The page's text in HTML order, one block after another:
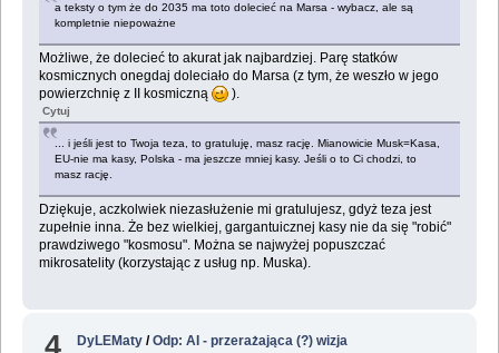
a teksty o tym że do 2035 ma toto dolecieć na Marsa - wybacz, ale są
kompletnie niepoważne
Możliwe, że dolecieć to akurat jak najbardziej. Parę statków
kosmicznych onegdaj doleciało do Marsa (z tym, że weszło w jego
powierzchnię z II kosmiczną
).
Cytuj
... i jeśli jest to Twoja teza, to gratuluję, masz rację. Mianowicie Musk=Kasa,
EU-nie ma kasy, Polska - ma jeszcze mniej kasy. Jeśli o to Ci chodzi, to
masz rację.
Dziękuje, aczkolwiek niezasłużenie mi gratulujesz, gdyż teza jest
zupełnie inna. Że bez wielkiej, gargantuicznej kasy nie da się "robić"
prawdziwego "kosmosu". Można se najwyżej popuszczać
mikrosatelity (korzystając z usług np. Muska).
4 DyLEMaty /Odp: AI - przerażająca (?) wizja